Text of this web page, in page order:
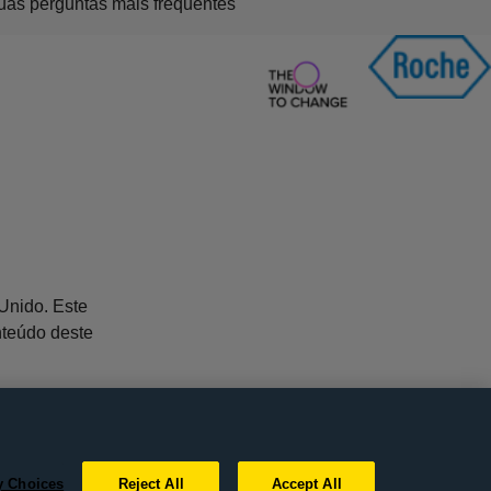
perguntas mais frequentes
Este
deste
Choices Reject All Accept All